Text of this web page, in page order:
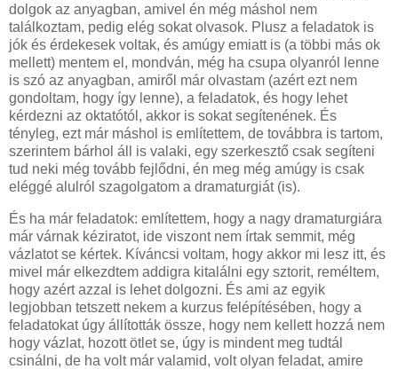
dolgok az anyagban, amivel én még máshol nem
találkoztam, pedig elég sokat olvasok. Plusz a feladatok is
jók és érdekesek voltak, és amúgy emiatt is (a többi más ok
mellett) mentem el, mondván, még ha csupa olyanról lenne
is szó az anyagban, amiről már olvastam (azért ezt nem
gondoltam, hogy így lenne), a feladatok, és hogy lehet
kérdezni az oktatótól, akkor is sokat segítenének. És
tényleg, ezt már máshol is említettem, de továbbra is tartom,
szerintem bárhol áll is valaki, egy szerkesztő csak segíteni
tud neki még tovább fejlődni, én meg még amúgy is csak
eléggé alulról szagolgatom a dramaturgiát (is).
És ha már feladatok: említettem, hogy a nagy dramaturgiára
már várnak kéziratot, ide viszont nem írtak semmit, még
vázlatot se kértek. Kíváncsi voltam, hogy akkor mi lesz itt, és
mivel már elkezdtem addigra kitalálni egy sztorit, reméltem,
hogy azért azzal is lehet dolgozni. És ami az egyik
legjobban tetszett nekem a kurzus felépítésében, hogy a
feladatokat úgy állították össze, hogy nem kellett hozzá nem
hogy vázlat, hozott ötlet se, úgy is mindent meg tudtál
csinálni, de ha volt már valamid, volt olyan feladat, amire